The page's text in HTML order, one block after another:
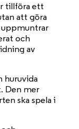
tillföra ett
att göra
och
av
huruvida
Den mer
ska spela i